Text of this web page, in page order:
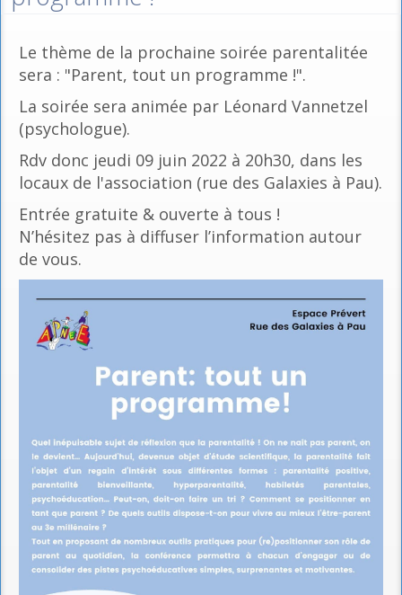
Le thème de la prochaine soirée parentalitée
sera : "Parent, tout un programme !".
La soirée sera animée par Léonard Vannetzel
(psychologue).
Rdv donc jeudi 09 juin 2022 à 20h30, dans les
locaux de l'association (rue des Galaxies à Pau).
Entrée gratuite & ouverte à tous !
N’hésitez pas à diffuser l’information autour
de vous.